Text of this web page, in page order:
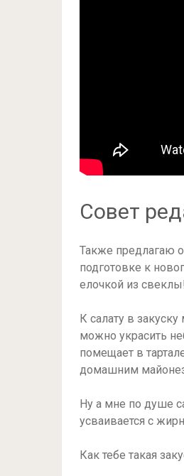
Совет
Также предлагаю
подготовке к
елочкой из свеклы!
К салату в
можно украсить
помещает в
домашним
Ну а мне по душе
усваивается с
Как тебе такая